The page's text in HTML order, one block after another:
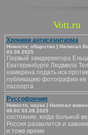
Vott.ru
Хроники антисемитизма
Новости, общество | Написал
03.08.2025
Первый замдиректора
Екатеринбурге Людмила
намерена подать иск
публикацию фотографии ее
паспорта
Руссофрения
Новости, наука | Написал
06:02 03.08.2025
состояние, когда больной
Россия развалится и
и тоже время